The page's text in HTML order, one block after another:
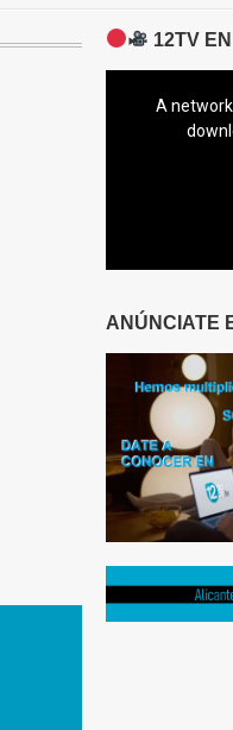
12TV
A
ANÚNCIATE